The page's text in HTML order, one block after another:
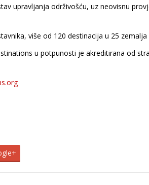
upravljanja održivošću, uz neovisnu
više od 120 destinacija u 25
u potpunosti je akreditirana od